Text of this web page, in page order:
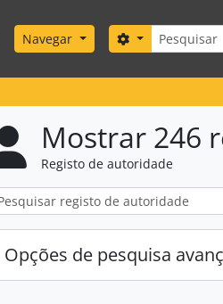
Navegar Pesquisar
Search options
Mostrar 246
Registo de autoridade
Opções de pesquisa